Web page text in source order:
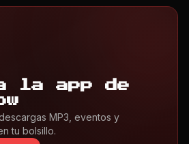
la app de
MP3, eventos y
tu bolsillo.